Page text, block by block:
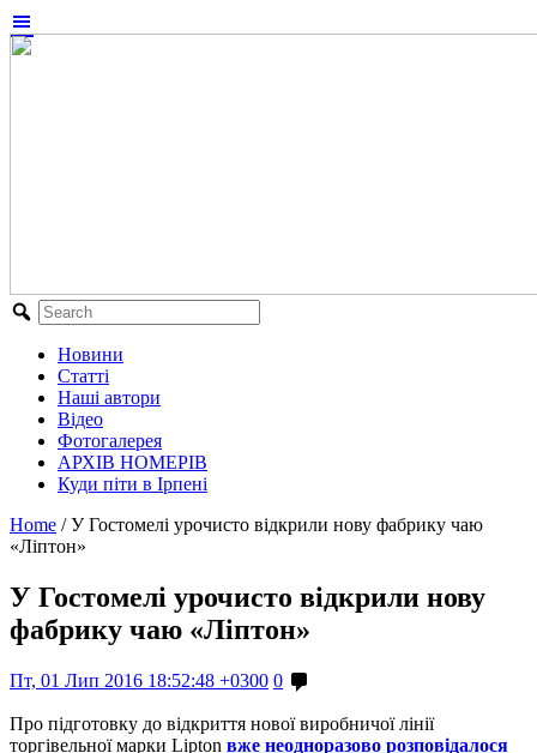
Новини
Статті
Наші автори
Відео
Фотогалерея
АРХІВ НОМЕРІВ
Куди піти в Ірпені
Home / У Гостомелі урочисто відкрили нову фабрику чаю
«Ліптон»
У Гостомелі урочисто відкрили нову
фабрику чаю «Ліптон»
Пт, 01 Лип 2016 18:52:48 +0300 0
Про підготовку до відкриття нової виробничої лінії
торгівельної марки Lipton вже неодноразово розповідалося